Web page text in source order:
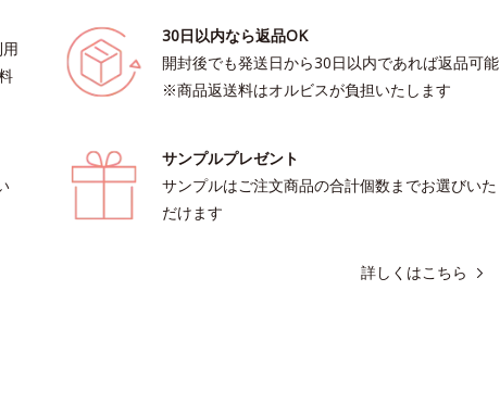
30日以内なら返品OK
開封後でも発送日から30日以内であれば返品可能
※商品返送料はオルビスが負担いたします
サンプルプレゼント
サンプルはご注文商品の合計個数までお選びいた
だけます
詳しくはこちら